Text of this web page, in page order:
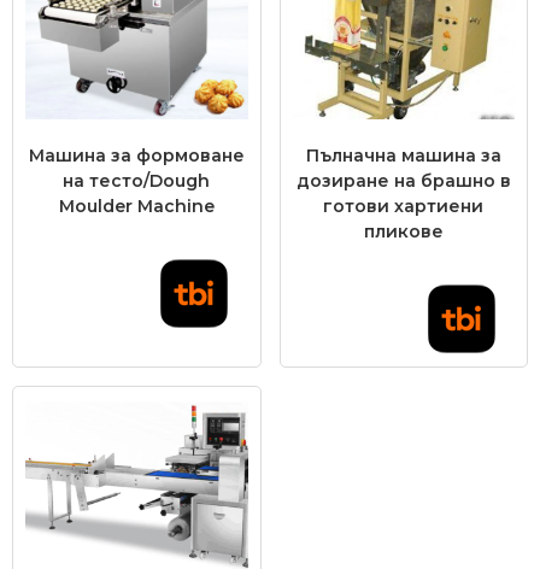
Машина за формоване
на тесто/Dough
Moulder Machine
Пълначна машина за
дозиране на брашно в
готови хартиени
пликове